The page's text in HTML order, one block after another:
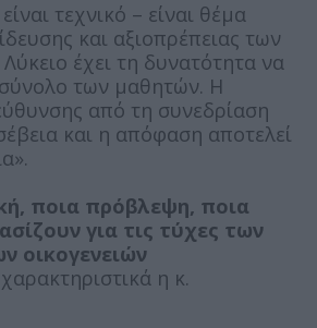
τεχνικό – είναι θέμα
και αξιοπρέπειας των
έχει τη δυνατότητα να
σύνολο των μαθητών. Η
από τη συνεδρίαση
και η απόφαση αποτελεί
ποια πρόβλεψη, ποια
για τις τύχες των
οικογενειών
η κ.